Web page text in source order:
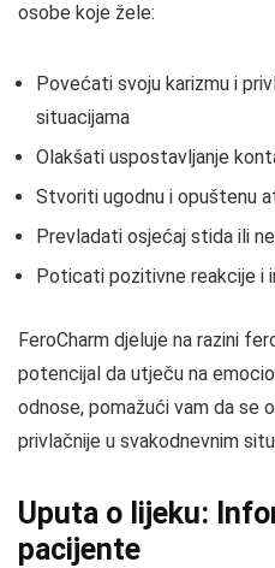
osobe koje žele:
Povećati svoju karizmu i
situacijama
Olakšati uspostavljanje
Stvoriti ugodnu i opuštenu
Prevladati osjećaj stida ili
Poticati pozitivne reakcije i
FeroCharm djeluje na razini
potencijal da utječu na
odnose, pomažući vam da se
privlačnije u svakodnevnim
Uputa o lijeku:
pacijente